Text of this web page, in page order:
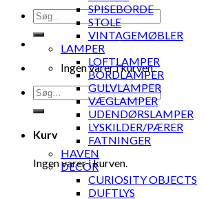
Søg
efter:
Ingen varer i kurven.
Søg
efter:
Kurv
Ingen varer i kurven.
SPISEBORDE
STOLE
VINTAGEMØBLER
LAMPER
LOFTLAMPER
BORDLAMPER
GULVLAMPER
VÆGLAMPER
UDENDØRSLAMPER
LYSKILDER/PÆRER
FATNINGER
HAVEN
DECOR
CURIOSITY OBJECTS
DUFTLYS